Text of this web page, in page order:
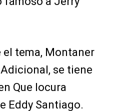
el tema, Montaner
se tiene
Que locura
Eddy Santiago.